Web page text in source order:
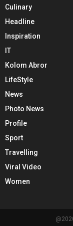
Culinary
Headline
Inspiration
IT
Kolom Abror
LifeStyle
News
Photo News
Profile
Sport
Travelling
Viral Video
Women